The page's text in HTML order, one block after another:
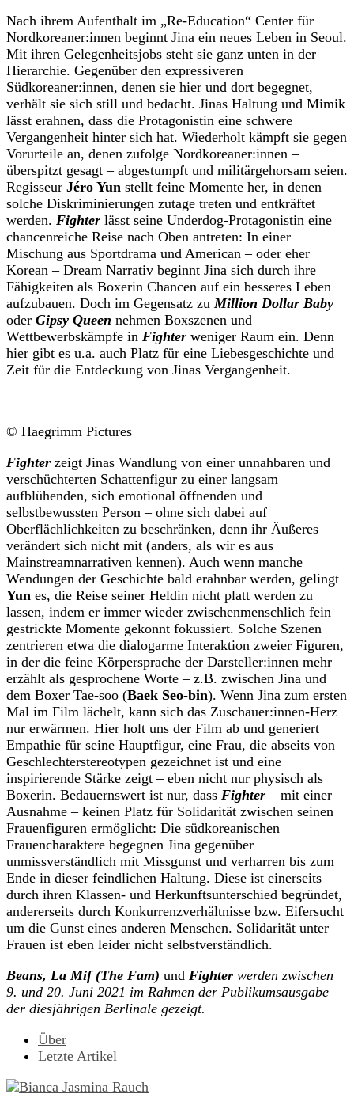
Nach ihrem Aufenthalt im „Re-Education“ Center für
Nordkoreaner:innen beginnt Jina ein neues Leben in Seoul.
Mit ihren Gelegenheitsjobs steht sie ganz unten in der
Hierarchie. Gegenüber den expressiveren
Südkoreaner:innen, denen sie hier und dort begegnet,
verhält sie sich still und bedacht. Jinas Haltung und Mimik
lässt erahnen, dass die Protagonistin eine schwere
Vergangenheit hinter sich hat. Wiederholt kämpft sie gegen
Vorurteile an, denen zufolge Nordkoreaner:innen –
überspitzt gesagt – abgestumpft und militärgehorsam seien.
Regisseur Jéro Yun stellt feine Momente her, in denen
solche Diskriminierungen zutage treten und entkräftet
werden. Fighter lässt seine Underdog-Protagonistin eine
chancenreiche Reise nach Oben antreten: In einer
Mischung aus Sportdrama und American – oder eher
Korean – Dream Narrativ beginnt Jina sich durch ihre
Fähigkeiten als Boxerin Chancen auf ein besseres Leben
aufzubauen. Doch im Gegensatz zu Million Dollar Baby
oder Gipsy Queen nehmen Boxszenen und
Wettbewerbskämpfe in Fighter weniger Raum ein. Denn
hier gibt es u.a. auch Platz für eine Liebesgeschichte und
Zeit für die Entdeckung von Jinas Vergangenheit.
© Haegrimm Pictures
Fighter zeigt Jinas Wandlung von einer unnahbaren und
verschüchterten Schattenfigur zu einer langsam
aufblühenden, sich emotional öffnenden und
selbstbewussten Person – ohne sich dabei auf
Oberflächlichkeiten zu beschränken, denn ihr Äußeres
verändert sich nicht mit (anders, als wir es aus
Mainstreamnarrativen kennen). Auch wenn manche
Wendungen der Geschichte bald erahnbar werden, gelingt
Yun es, die Reise seiner Heldin nicht platt werden zu
lassen, indem er immer wieder zwischenmenschlich fein
gestrickte Momente gekonnt fokussiert. Solche Szenen
zentrieren etwa die dialogarme Interaktion zweier Figuren,
in der die feine Körpersprache der Darsteller:innen mehr
erzählt als gesprochene Worte – z.B. zwischen Jina und
dem Boxer Tae-soo (Baek Seo-bin). Wenn Jina zum ersten
Mal im Film lächelt, kann sich das Zuschauer:innen-Herz
nur erwärmen. Hier holt uns der Film ab und generiert
Empathie für seine Hauptfigur, eine Frau, die abseits von
Geschlechterstereotypen gezeichnet ist und eine
inspirierende Stärke zeigt – eben nicht nur physisch als
Boxerin. Bedauernswert ist nur, dass Fighter – mit einer
Ausnahme – keinen Platz für Solidarität zwischen seinen
Frauenfiguren ermöglicht: Die südkoreanischen
Frauencharaktere begegnen Jina gegenüber
unmissverständlich mit Missgunst und verharren bis zum
Ende in dieser feindlichen Haltung. Diese ist einerseits
durch ihren Klassen- und Herkunftsunterschied begründet,
andererseits durch Konkurrenzverhältnisse bzw. Eifersucht
um die Gunst eines anderen Menschen. Solidarität unter
Frauen ist eben leider nicht selbstverständlich.
Beans, La Mif (The Fam) und Fighter werden zwischen
9. und 20. Juni 2021 im Rahmen der Publikumsausgabe
der diesjährigen Berlinale gezeigt.
Über
Letzte Artikel